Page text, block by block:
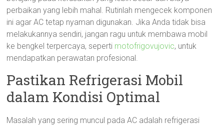
perbaikan yang lebih mahal. Rutinlah mengecek komponen
ini agar AC tetap nyaman digunakan. Jika Anda tidak bisa
melakukannya sendiri, jangan ragu untuk membawa mobil
ke bengkel terpercaya, seperti motofrigovujovic, untuk
mendapatkan perawatan profesional.
Pastikan Refrigerasi Mobil
dalam Kondisi Optimal
Masalah yang sering muncul pada AC adalah refrigerasi